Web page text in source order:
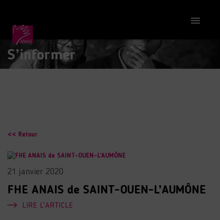

S’informer
<< Retour
21 janvier 2020
FHE ANAIS de SAINT-OUEN-L’AUMÔNE
LIRE L'ARTICLE